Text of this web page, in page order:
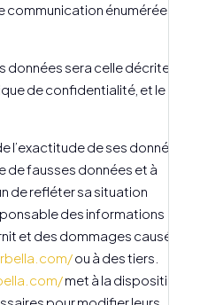
énumérées
données sera celle décrite
de confidentialité, et le
l’exactitude de ses données
de fausses données et à
de refléter sa situation
des informations
et des dommages causés
ou à des tiers.
met à la disposition